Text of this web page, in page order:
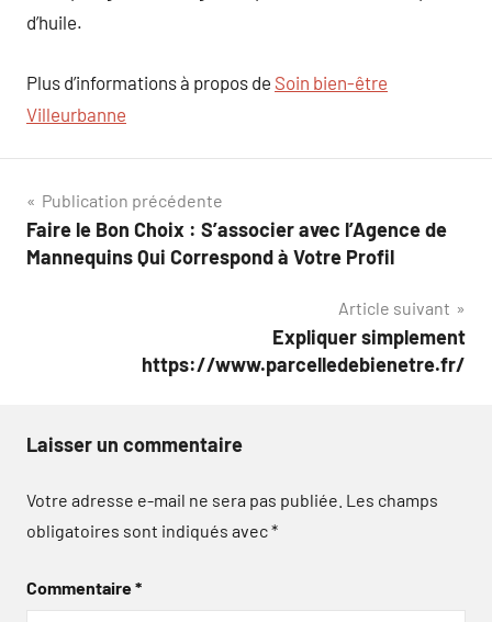
d’huile.
Plus d’informations à propos de Soin bien-être
Villeurbanne
Navigation
de
Publication précédente
Faire le Bon Choix : S’associer avec l’Agence de
Mannequins Qui Correspond à Votre Profil
Article suivant
Expliquer simplement
https://www.parcelledebienetre.fr/
Laisser un commentaire
Votre adresse e-mail ne sera pas publiée. Les champs
obligatoires sont indiqués avec*
Commentaire*